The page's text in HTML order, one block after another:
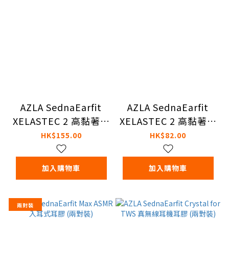
AZLA SednaEarfit
XELASTEC 2 高黏著力
入耳式耳膠 (兩對裝)
HK$155.00
加入購物車
AZLA SednaEarfit
XELASTEC 2 高黏著力
入耳式耳膠 (一對裝)
HK$82.00
加入購物車
兩對裝